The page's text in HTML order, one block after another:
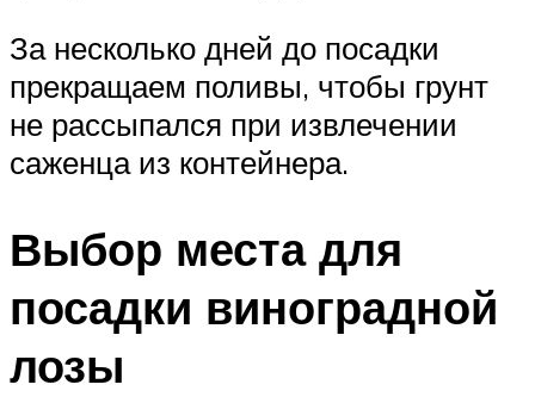
За несколько дней до посадки
прекращаем поливы, чтобы грунт
не рассыпался при извлечении
саженца из контейнера.
Выбор места для
посадки виноградной
лозы